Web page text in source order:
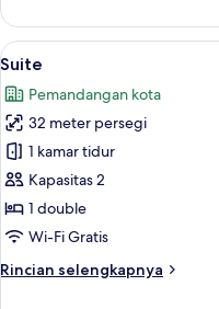
Suite
Junior
Lihat
semua
foto
untuk
Suite
4
Suite
Pemandangan kota
32 meter persegi
1 kamar tidur
Kapasitas 2
1 double
Wi-Fi Gratis
Rincian selengkapnya
Rincian